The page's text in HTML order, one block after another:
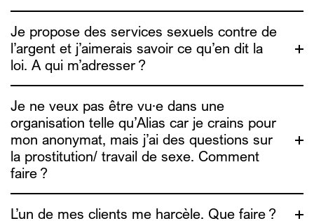
une étude sur le
Je propose des services sexuels contre de
l’argent et j’aimerais savoir ce qu’en dit la
loi. A qui m’adresser ?
info4escorts.be
UTSOPI
Je ne veux pas être vu·e dans une
organisation telle qu’Alias car je crains pour
mon anonymat, mais j’ai des questions sur
la prostitution/ travail de sexe. Comment
faire ?
L’un de mes clients me harcèle. Que faire ?